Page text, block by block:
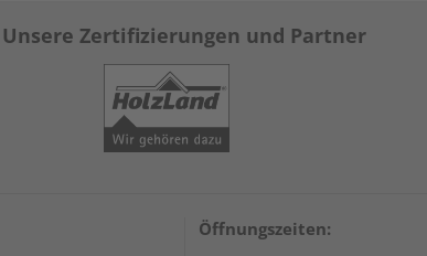
Unsere Zertifizierungen und Partner
Öffnungszeiten: